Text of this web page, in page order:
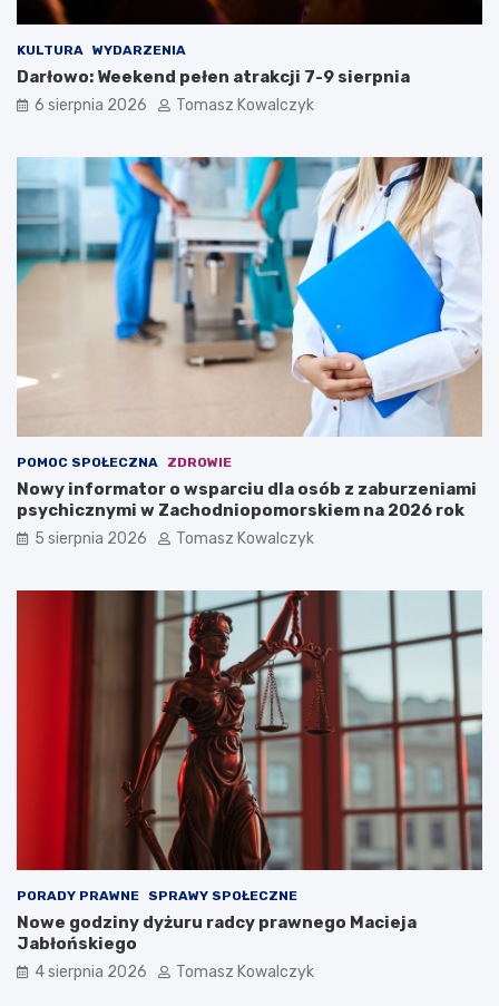
KULTURA WYDARZENIA
Darłowo: Weekend pełen atrakcji 7-9 sierpnia
6 sierpnia 2026 Tomasz Kowalczyk
POMOC SPOŁECZNA ZDROWIE
Nowy informator o wsparciu dla osób z zaburzeniami
psychicznymi w Zachodniopomorskiem na 2026 rok
5 sierpnia 2026 Tomasz Kowalczyk
PORADY PRAWNE SPRAWY SPOŁECZNE
Nowe godziny dyżuru radcy prawnego Macieja
Jabłońskiego
4 sierpnia 2026 Tomasz Kowalczyk